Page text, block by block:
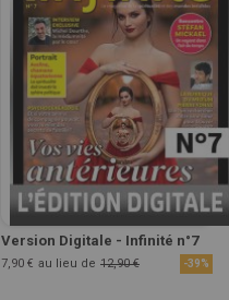
Version Digitale - Infinité n°7
7,90 € au lieu de 12,90 € -39%